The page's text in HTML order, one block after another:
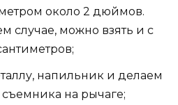
около 2 дюймов.
случае, можно взять и с
напильник и делаем
съемника на рычаге;